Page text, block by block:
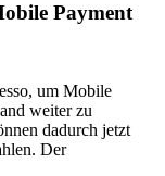
Payment
um Mobile
weiter zu
dadurch jetzt
Der